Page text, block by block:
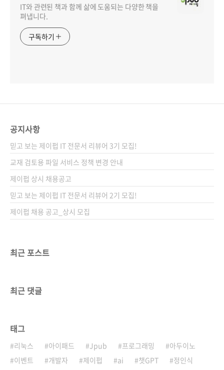
IT와 관련된 책과 함께 삶에 도움되는 다양한 책을
펴냅니다.
구독하기
공지사항
믿고 보는 제이펍 IT 전문서 리뷰어 3기 모집!
교재 검토용 파일 서비스 정책 변경 안내
제이펍 상시 채용공고
믿고 보는 제이펍 IT 전문서 리뷰어 2기 모집!
제이펍 채용 공고_상시 모집
최근 포스트
최근 댓글
태그
리눅스 아이패드 Jpub 프로그래밍
아두이노
이벤트
개발자 제이펍 ai 챗GPT
정인식